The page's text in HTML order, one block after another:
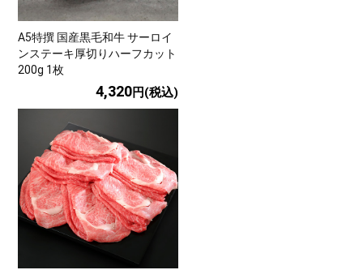
A5特撰 国産黒毛和牛 サーロイ
ンステーキ厚切りハーフカット
200g 1枚
4,320円(税込)